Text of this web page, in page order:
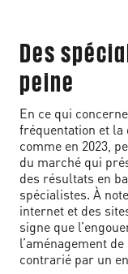
Des
peine
En ce qui
fréquentation et
comme en 2023,
du marché qui
des résultats en
spécialistes. À
internet et des
signe que
l’aménagement
contrarié par un